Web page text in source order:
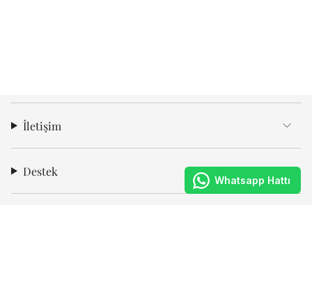
İletişim
Destek
Whatsapp Hattı